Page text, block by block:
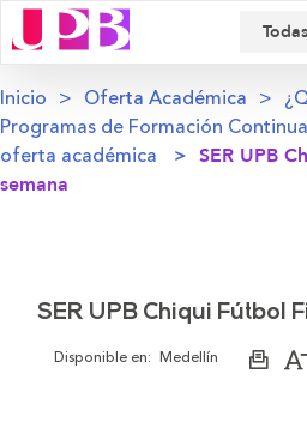
Inicio Oferta Académica
Programas de Formación Continua
oferta académica
SER UPB
semana
SER UPB Chiqui Fútbol
Disponible en: Medellín